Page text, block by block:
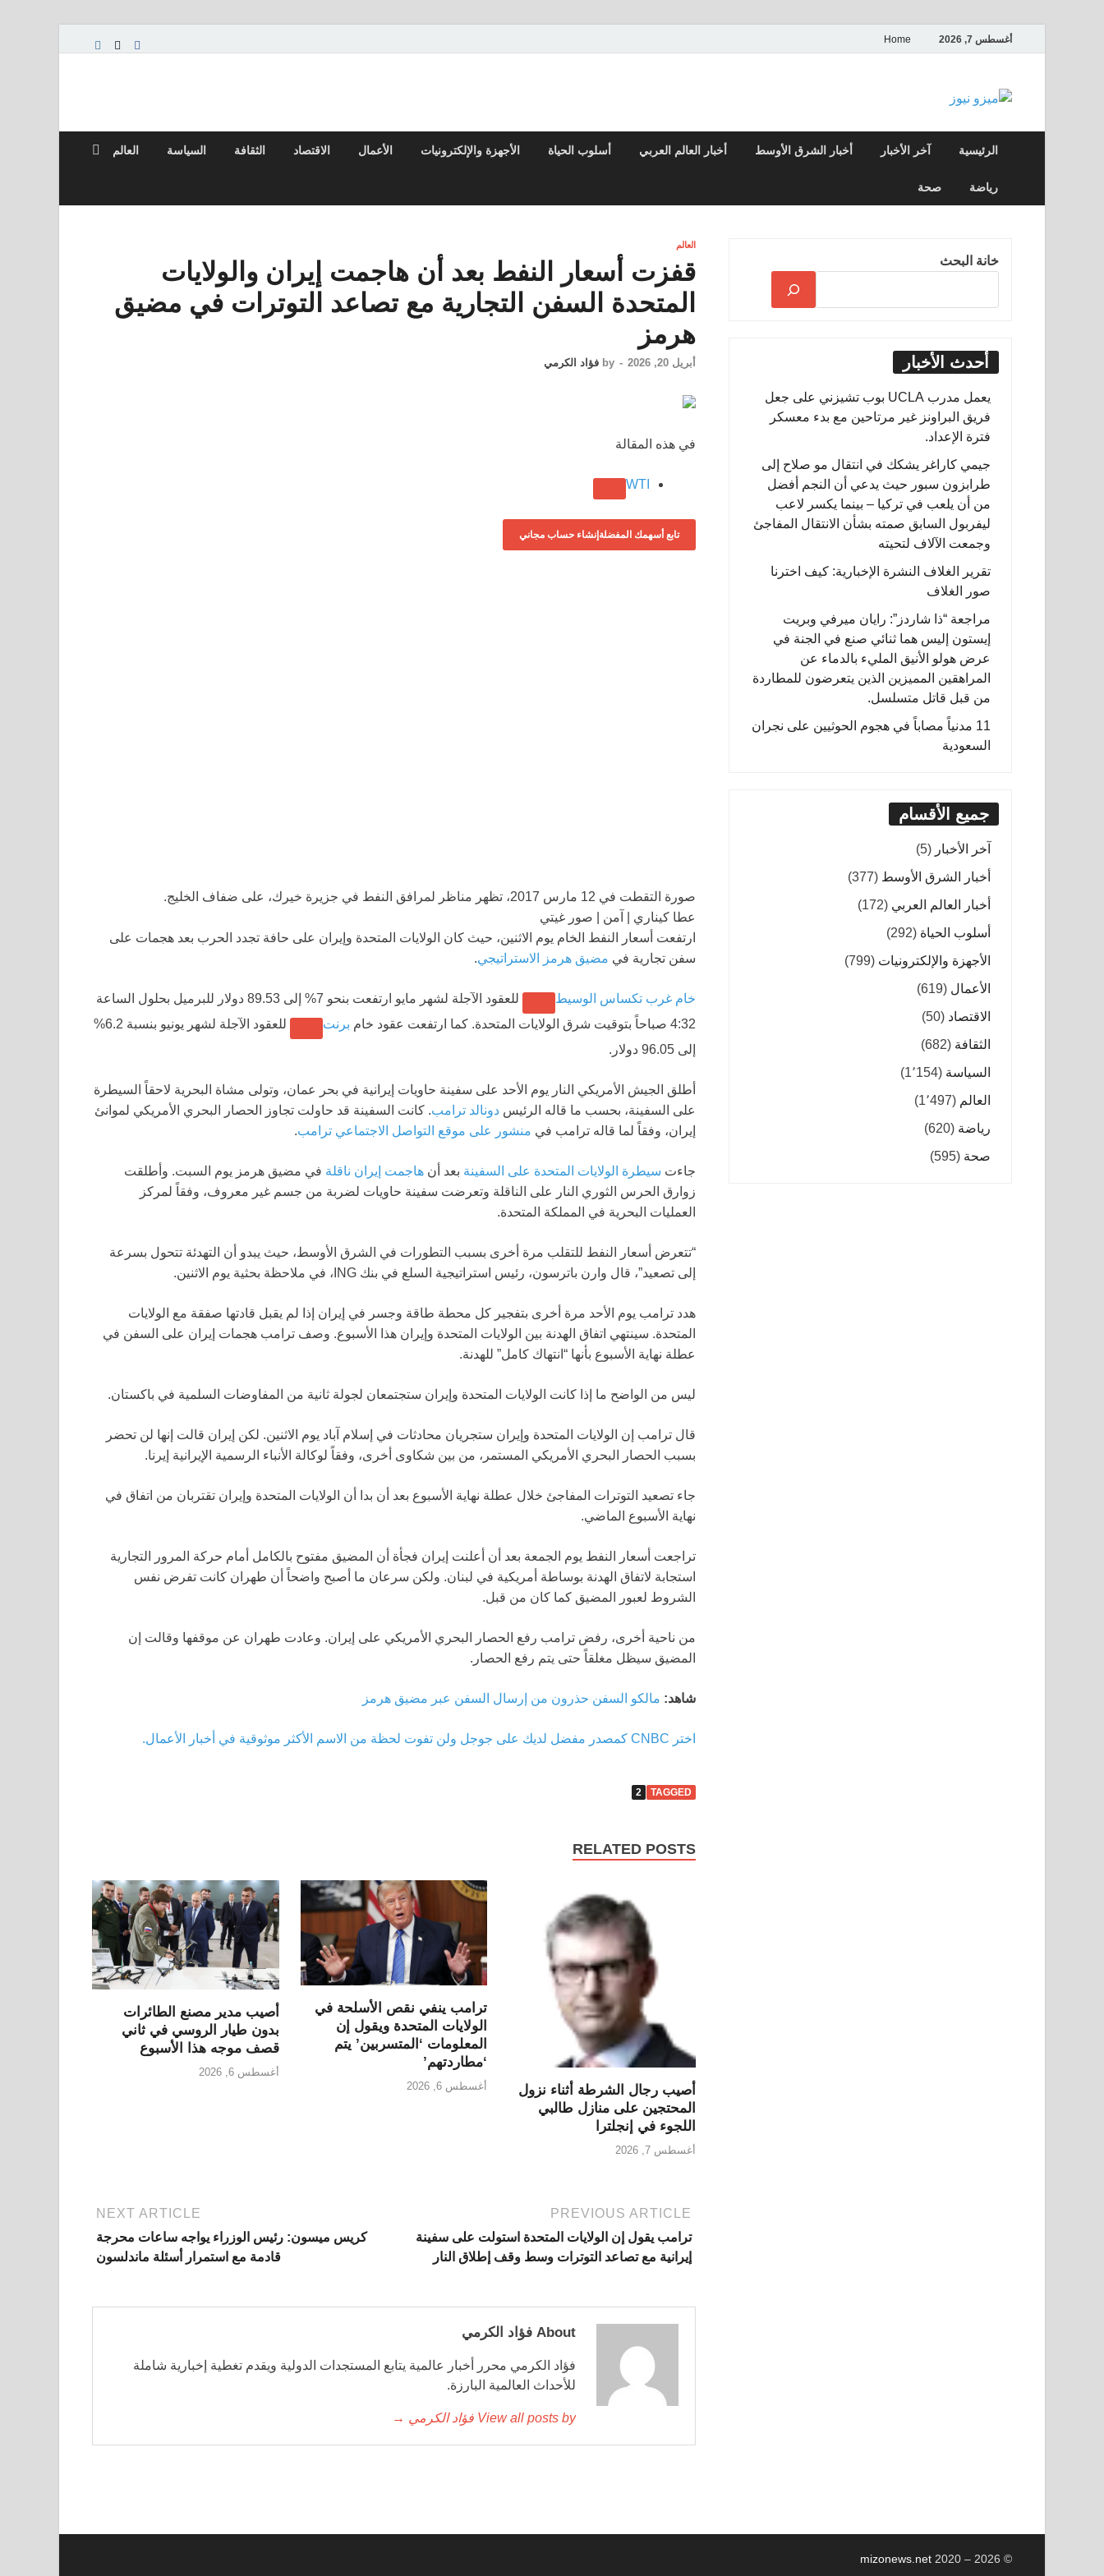
أغسطس 7, 2026 Home
ميزو نيوز
الرئيسية آخر الأخبار أخبار الشرق الأوسط أخبار العالم العربي أسلوب الحياة الأجهزة والإلكترونيات الأعمال الاقتصاد الثقافة السياسة العالم
رياضة صحة
العالم
قفزت أسعار النفط بعد أن هاجمت إيران والولايات
المتحدة السفن التجارية مع تصاعد التوترات في مضيق
هرمز
أبريل 20, 2026 -
by فؤاد الكرمي
في هذه المقالة
WTI
تابع أسهمك المفضلة إنشاء حساب مجاني
صورة التقطت في 12 مارس 2017، تظهر مناظر لمرافق النفط في جزيرة خيرك، على ضفاف الخليج.
عطا كيناري | آمن | صور غيتي
ارتفعت أسعار النفط الخام يوم الاثنين، حيث كان الولايات المتحدة وإيران على حافة تجدد الحرب بعد هجمات على
سفن تجارية في مضيق هرمز الاستراتيجي.
خام غرب تكساس الوسيط
للعقود الآجلة لشهر مايو ارتفعت بنحو 7% إلى 89.53 دولار للبرميل بحلول الساعة
4:32 صباحاً بتوقيت شرق الولايات المتحدة. كما ارتفعت عقود خام
برنت
للعقود الآجلة لشهر يونيو بنسبة 6.2%
إلى 96.05 دولار.
أطلق الجيش الأمريكي النار يوم الأحد على سفينة حاويات إيرانية في بحر عمان، وتولى مشاة البحرية لاحقاً السيطرة
على السفينة، بحسب ما قاله الرئيس دونالد ترامب. كانت السفينة قد حاولت تجاوز الحصار البحري الأمريكي لموانئ
إيران، وفقاً لما قاله ترامب في منشور على موقع التواصل الاجتماعي ترامب.
جاءت سيطرة الولايات المتحدة على السفينة بعد أن هاجمت إيران ناقلة في مضيق هرمز يوم السبت. وأطلقت
زوارق الحرس الثوري النار على الناقلة وتعرضت سفينة حاويات لضربة من جسم غير معروف، وفقاً لمركز
العمليات البحرية في المملكة المتحدة.
“تتعرض أسعار النفط للتقلب مرة أخرى بسبب التطورات في الشرق الأوسط، حيث يبدو أن التهدئة تتحول بسرعة
إلى تصعيد”، قال وارن باترسون، رئيس استراتيجية السلع في بنك ING، في ملاحظة بحثية يوم الاثنين.
هدد ترامب يوم الأحد مرة أخرى بتفجير كل محطة طاقة وجسر في إيران إذا لم يقبل قادتها صفقة مع الولايات
المتحدة. سينتهي اتفاق الهدنة بين الولايات المتحدة وإيران هذا الأسبوع. وصف ترامب هجمات إيران على السفن في
عطلة نهاية الأسبوع بأنها “انتهاك كامل” للهدنة.
ليس من الواضح ما إذا كانت الولايات المتحدة وإيران ستجتمعان لجولة ثانية من المفاوضات السلمية في باكستان.
قال ترامب إن الولايات المتحدة وإيران ستجريان محادثات في إسلام آباد يوم الاثنين. لكن إيران قالت إنها لن تحضر
بسبب الحصار البحري الأمريكي المستمر، من بين شكاوى أخرى، وفقاً لوكالة الأنباء الرسمية الإيرانية إيرنا.
جاء تصعيد التوترات المفاجئ خلال عطلة نهاية الأسبوع بعد أن بدا أن الولايات المتحدة وإيران تقتربان من اتفاق في
نهاية الأسبوع الماضي.
تراجعت أسعار النفط يوم الجمعة بعد أن أعلنت إيران فجأة أن المضيق مفتوح بالكامل أمام حركة المرور التجارية
استجابة لاتفاق الهدنة بوساطة أمريكية في لبنان. ولكن سرعان ما أصبح واضحاً أن طهران كانت تفرض نفس
الشروط لعبور المضيق كما كان من قبل.
من ناحية أخرى، رفض ترامب رفع الحصار البحري الأمريكي على إيران. وعادت طهران عن موقفها وقالت إن
المضيق سيظل مغلقاً حتى يتم رفع الحصار.
شاهد: مالكو السفن حذرون من إرسال السفن عبر مضيق هرمز
اختر CNBC كمصدر مفضل لديك على جوجل ولن تفوت لحظة من الاسم الأكثر موثوقية في أخبار الأعمال.
TAGGED
2
RELATED POSTS
أصيب رجال الشرطة أثناء نزول
المحتجين على منازل طالبي
اللجوء في إنجلترا
أغسطس 7, 2026
ترامب ينفي نقص الأسلحة في
الولايات المتحدة ويقول إن
المعلومات ‘المتسربين’ يتم
‘مطاردتهم’
أغسطس 6, 2026
أصيب مدير مصنع الطائرات
بدون طيار الروسي في ثاني
قصف موجه هذا الأسبوع
أغسطس 6, 2026
PREVIOUS ARTICLE
ترامب يقول إن الولايات المتحدة استولت على سفينة
إيرانية مع تصاعد التوترات وسط وقف إطلاق النار
NEXT ARTICLE
كريس ميسون: رئيس الوزراء يواجه ساعات محرجة
قادمة مع استمرار أسئلة ماندلسون
About فؤاد الكرمي
فؤاد الكرمي محرر أخبار عالمية يتابع المستجدات الدولية ويقدم تغطية إخبارية شاملة
للأحداث العالمية البارزة.
View all posts by فؤاد الكرمي →
خانة البحث
أحدث الأخبار
يعمل مدرب UCLA بوب تشيزني على جعل
فريق البراونز غير مرتاحين مع بدء معسكر
فترة الإعداد.
جيمي كاراغر يشكك في انتقال مو صلاح إلى
طرابزون سبور حيث يدعي أن النجم أفضل
من أن يلعب في تركيا – بينما يكسر لاعب
ليفربول السابق صمته بشأن الانتقال المفاجئ
وجمعت الآلاف لتحيته
تقرير الغلاف النشرة الإخبارية: كيف اخترنا
صور الغلاف
مراجعة “ذا شاردز”: رايان ميرفي وبريت
إيستون إليس هما ثنائي صنع في الجنة في
عرض هولو الأنيق المليء بالدماء عن
المراهقين المميزين الذين يتعرضون للمطاردة
من قبل قاتل متسلسل.
11 مدنياً مصاباً في هجوم الحوثيين على نجران
السعودية
جميع الأقسام
آخر الأخبار (5)
أخبار الشرق الأوسط (377)
أخبار العالم العربي (172)
أسلوب الحياة (292)
الأجهزة والإلكترونيات (799)
الأعمال (619)
الاقتصاد (50)
الثقافة (682)
السياسة (1٬154)
العالم (1٬497)
رياضة (620)
صحة (595)
©
mizonews.net 2020 – 2026